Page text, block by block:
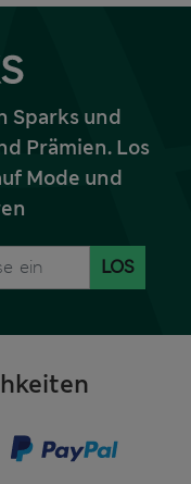
Sparks und
Prämien. Los
Mode und
LOS